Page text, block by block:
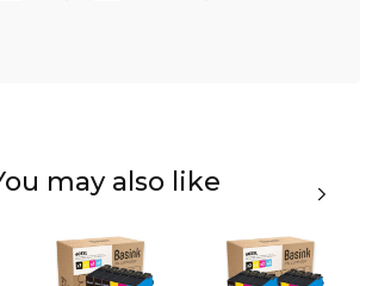
may also like